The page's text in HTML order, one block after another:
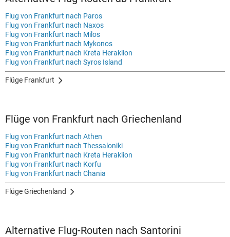
Flug von Frankfurt nach Paros
Flug von Frankfurt nach Naxos
Flug von Frankfurt nach Milos
Flug von Frankfurt nach Mykonos
Flug von Frankfurt nach Kreta Heraklion
Flug von Frankfurt nach Syros Island
Flüge Frankfurt
Flüge von Frankfurt nach Griechenland
Flug von Frankfurt nach Athen
Flug von Frankfurt nach Thessaloniki
Flug von Frankfurt nach Kreta Heraklion
Flug von Frankfurt nach Korfu
Flug von Frankfurt nach Chania
Flüge Griechenland
Alternative Flug-Routen nach Santorini